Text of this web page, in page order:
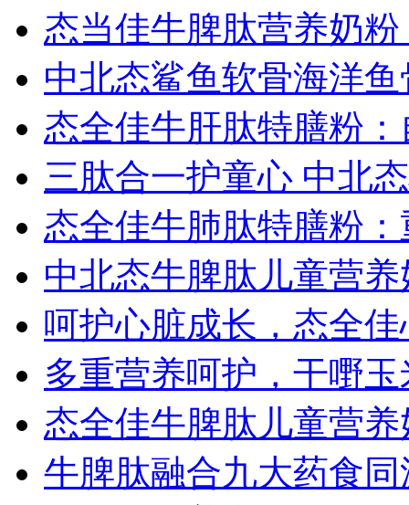
态当佳牛脾肽营养奶
中北态鲨鱼软骨海洋
态全佳牛肝肽特膳粉
三肽合一护童心 中北
态全佳牛肺肽特膳粉
中北态牛脾肽儿童营
呵护心脏成长，态全
多重营养呵护，干嘢
态全佳牛脾肽儿童营
牛脾肽融合九大药食